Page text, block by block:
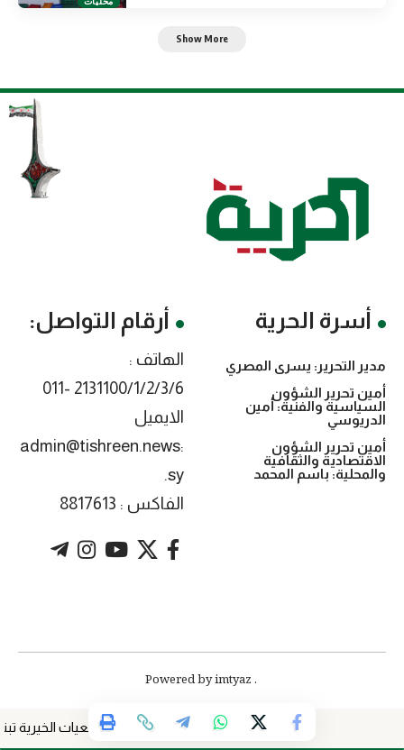
Show More
أسرة الحرية
مدير التحرير: يسرى المصري
أمين تحرير الشؤون
السياسية والفنية: أمين
الدريوسي
أمين تحرير الشؤون
الاقتصادية والثقافية
والمحلية: باسم المحمد
أرقام التواصل:
الهاتف :
2131100/1/2/3/6 -011
الايميل
:admin@tishreen.news
.sy
الفاكس : 8817613
. Powered by imtyaz
الجمعيات الخيرية